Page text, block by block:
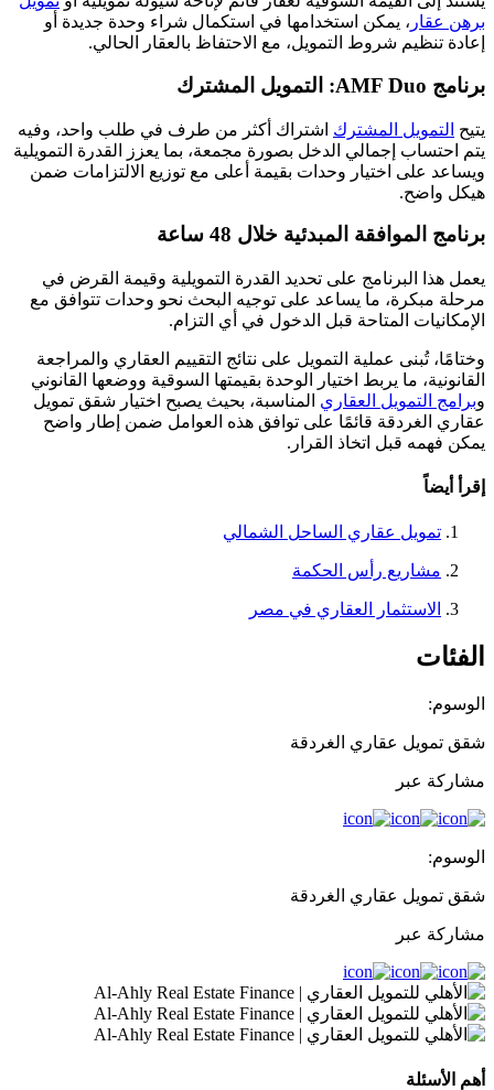
برهن عقار ، يمكن استخدامها في استكمال شراء وحدة جديدة أو
إعادة تنظيم شروط التمويل، مع الاحتفاظ بالعقار الحالي.
برنامج AMF Duo: التمويل المشترك
يتيح التمويل المشترك اشتراك أكثر من طرف في طلب واحد، وفيه
يتم احتساب إجمالي الدخل بصورة مجمعة، بما يعزز القدرة التمويلية
ويساعد على اختيار وحدات بقيمة أعلى مع توزيع الالتزامات ضمن
هيكل واضح.
برنامج الموافقة المبدئية خلال 48 ساعة
يعمل هذا البرنامج على تحديد القدرة التمويلية وقيمة القرض في
مرحلة مبكرة، ما يساعد على توجيه البحث نحو وحدات تتوافق مع
الإمكانيات المتاحة قبل الدخول في أي التزام.
وختامًا، تُبنى عملية التمويل على نتائج التقييم العقاري والمراجعة
القانونية، ما يربط اختيار الوحدة بقيمتها السوقية ووضعها القانوني
وبرامج التمويل العقاري المناسبة، بحيث يصبح اختيار شقق تمويل
عقاري الغردقة قائمًا على توافق هذه العوامل ضمن إطار واضح
يمكن فهمه قبل اتخاذ القرار.
إقرأ أيضاً
تمويل عقاري الساحل الشمالي
مشاريع رأس الحكمة
الاستثمار العقاري في مصر
الفئات
الوسوم:
شقق تمويل عقاري الغردقة
مشاركة عبر
الوسوم:
شقق تمويل عقاري الغردقة
مشاركة عبر
أهم الأسئلة